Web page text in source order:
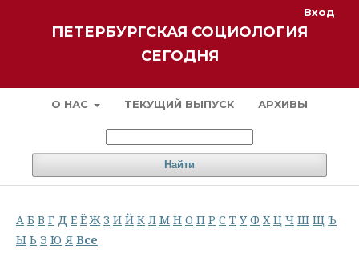
ПЕТЕРБУРГСКАЯ СОЦИОЛОГИЯ
СЕГОДНЯ
О НАС ТЕКУЩИЙ ВЫПУСК АРХИВЫ
Найти
Вход
А Б В Г Д Е Ё Ж З И Й К Л М Н О П Р С Т У Ф Х Ц Ч Ш Щ Ъ
Ы Ь Э Ю Я Все